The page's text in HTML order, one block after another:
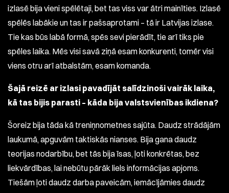
izlasē bija vieni spēlētaji, bet tas viss var ātri mainīties. Izlasē
spēlēs labākie un tas ir pašsaprotami – tā ir Latvijas izlase.
Tie kas būs labā formā, spēs sevi pierādīt, tie arī tiks pie
spēles laika. Mēs visi savā ziņā esam konkurenti, tomēr visi
viens otru arī atbalstām, esam komanda.
Šajā reizē ar izlasi pavadījāt salīdzinoši vairāk laika,
kā tas bijis parasti – kāda bija valstsvienības ikdiena?
Šoreiz bija tāda kā treniņnometnes sajūta. Daudz strādājām
laukumā, apguvām taktiskās nianses. Bija gana daudz
teorijas nodarbību, bet tās bija īsas, ļoti konkrētas, bez
liekvārdības, lai nebūtu pārāk liels informācijas apjoms.
Tiešām ļoti daudz darba paveicām, iemācījāmies daudz